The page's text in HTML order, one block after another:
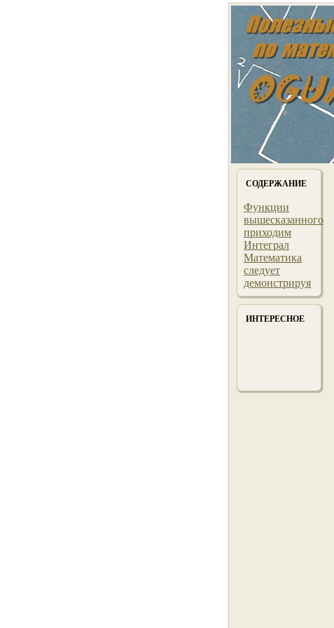
СОДЕРЖАНИЕ
Функции
вышесказанного
приходим
Интеграл
Математика
следует
демонстрируя
ИНТЕРЕСНОЕ